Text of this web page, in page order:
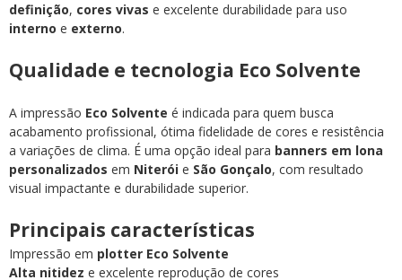
definição, cores vivas e excelente durabilidade para uso
interno e externo.
Qualidade e tecnologia Eco Solvente
A impressão Eco Solvente é indicada para quem busca
acabamento profissional, ótima fidelidade de cores e resistência
a variações de clima. É uma opção ideal para banners em lona
personalizados em Niterói e São Gonçalo, com resultado
visual impactante e durabilidade superior.
Principais características
Impressão em plotter Eco Solvente
Alta nitidez e excelente reprodução de cores